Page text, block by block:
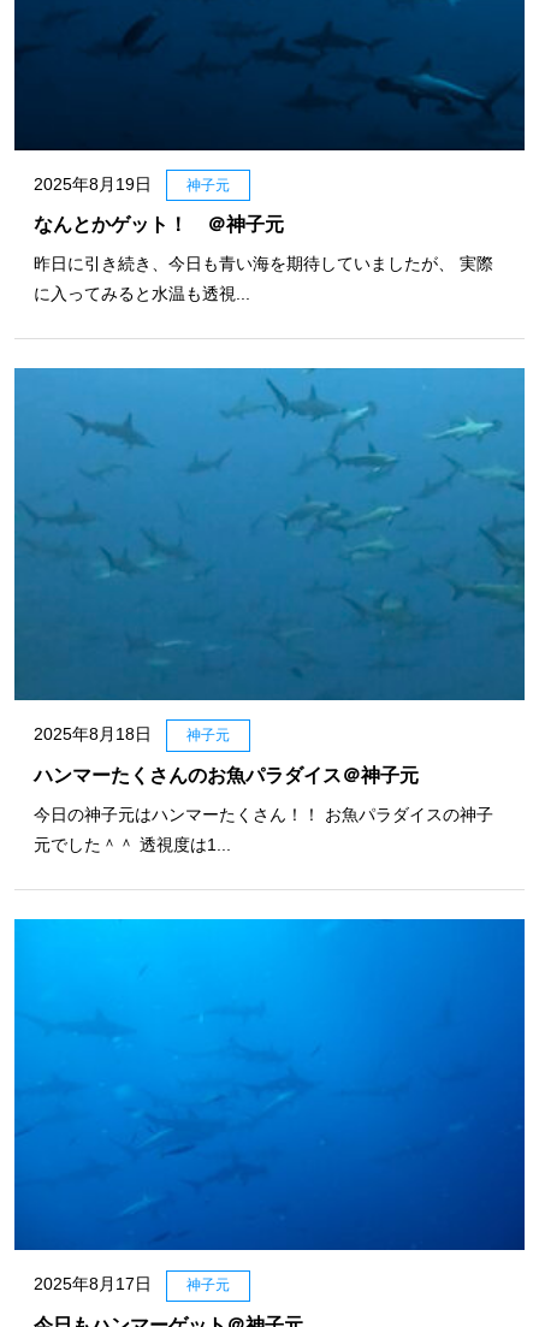
2025年8月19日 神子元
なんとかゲット！ ＠神子元
昨日に引き続き、今日も青い海を期待していましたが、 実際
に入ってみると水温も透視...
2025年8月18日 神子元
ハンマーたくさんのお魚パラダイス＠神子元
今日の神子元はハンマーたくさん！！ お魚パラダイスの神子
元でした＾＾ 透視度は1...
2025年8月17日 神子元